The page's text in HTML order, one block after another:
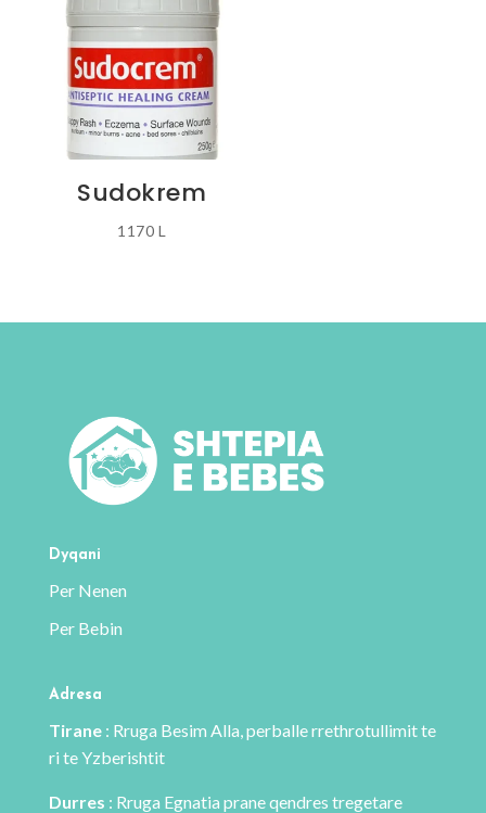
Sudokrem
1170 L
Dyqani
Per Nenen
Per Bebin
Adresa
Tirane : Rruga Besim Alla, perballe rrethrotullimit te
ri te Yzberishtit
Durres : Rruga Egnatia prane qendres tregetare